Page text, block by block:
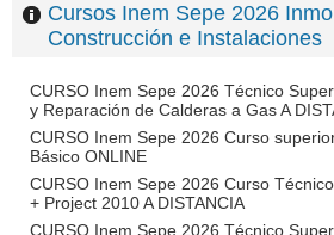
Cursos Inem Sepe 2026
Construcción e Instalaciones
CURSO Inem Sepe 2026 Técnico
y Reparación de Calderas a Gas A
CURSO Inem Sepe 2026 Curso
Básico ONLINE
CURSO Inem Sepe 2026 Curso
+ Project 2010 A DISTANCIA
CURSO Inem Sepe 2026 Técnico